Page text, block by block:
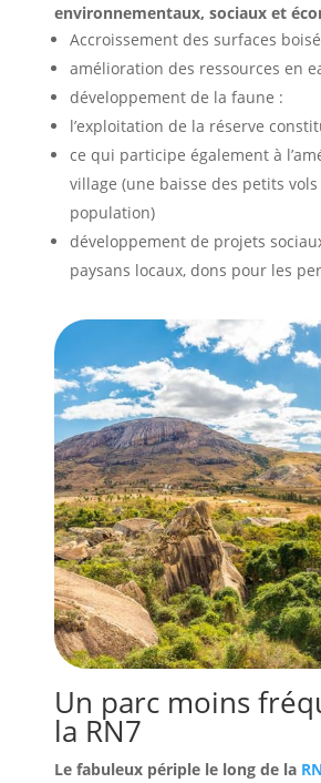
environnementaux, sociaux et
Accroissement des surfaces
amélioration des ressources en
développement de la faune :
l’exploitation de la réserve
ce qui participe également à
village (une baisse des petits
population)
développement de projets
paysans locaux, dons pour les
Un parc moins
la RN7
Le fabuleux périple le long de la